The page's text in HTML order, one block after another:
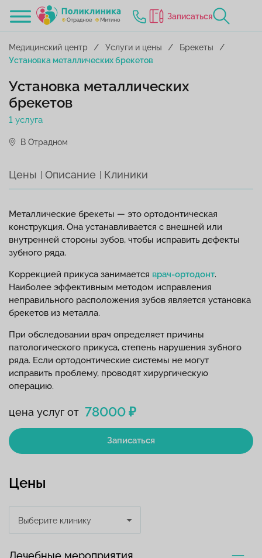
Записаться
Медицинский центр Услуги и цены
Брекеты
Установка металлических брекетов
цена услуг от 78000 ₽
Записаться
Установка металлических
брекетов
1 услуга
В Отрадном
Цены Описание Клиники
Металлические брекеты — это ортодонтическая
конструкция. Она устанавливается с внешней или
внутренней стороны зубов, чтобы исправить дефекты
зубного ряда.
Коррекцией прикуса занимается врач-ортодонт.
Наиболее эффективным методом исправления
неправильного расположения зубов является установка
брекетов из металла.
При обследовании врач определяет причины
патологического прикуса, степень нарушения зубного
ряда. Если ортодонтические системы не могут
исправить проблему, проводят хирургическую
операцию.
Цены
Выберите клинику
Лечебные мероприятия